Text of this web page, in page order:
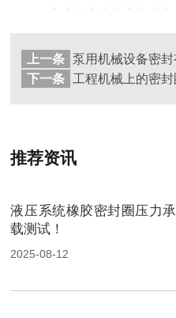
上一条
下一条
推荐资讯
液压系统橡胶密封圈压力承
载测试！
2025-08-12